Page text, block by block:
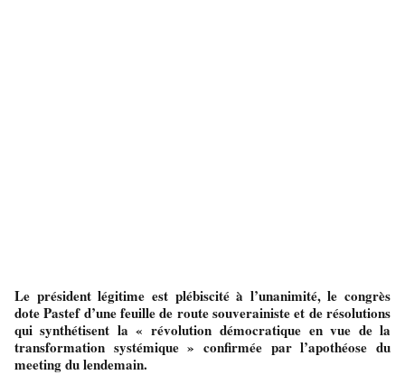
Le président légitime est plébiscité à l’unanimité, le congrès
dote Pastef d’une feuille de route souverainiste et de résolutions
qui synthétisent la « révolution démocratique en vue de la
transformation systémique » confirmée par l’apothéose du
meeting du lendemain.